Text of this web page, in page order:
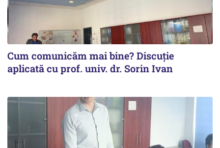
Cum comunicăm mai bine? Discuție
aplicată cu prof. univ. dr. Sorin Ivan